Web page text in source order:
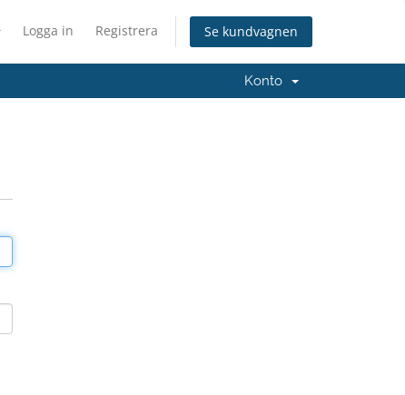
Logga in Registrera Se kundvagnen
Konto